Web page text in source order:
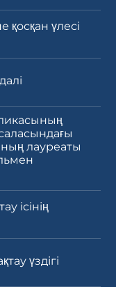
қосқан үлесі
лауреаты
ісінің
үздігі